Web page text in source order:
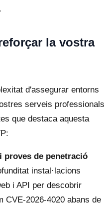
la vostra
d'assegurar entorns
serveis professionals
que destaca aquesta
proves de penetració
instal·lacions
i API per descobrir
CVE-2026-4020 abans de